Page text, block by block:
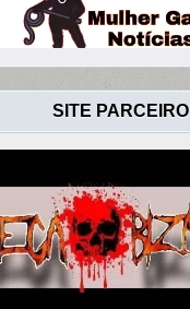
SITE PARCEIRO